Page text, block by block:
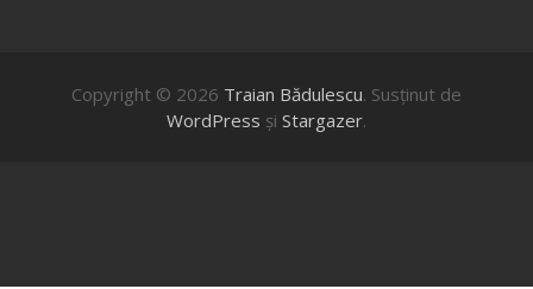
Copyright © 2026 Traian Bădulescu. Susţinut de
WordPress şi Stargazer.